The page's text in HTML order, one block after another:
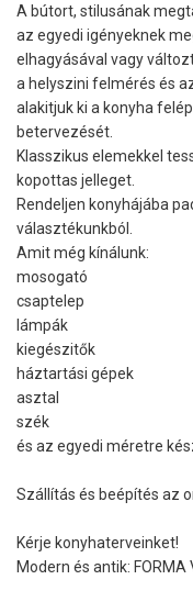
A bútort, stilusának
az egyedi igényeknek
elhagyásával vagy
a helyszini felmérés és
alakitjuk ki a konyha
betervezését.
Klasszikus elemekkel
kopottas jelleget.
Rendeljen konyhájába
választékunkból.
Amit még kínálunk:
mosogató
csaptelep
lámpák
kiegészitők
háztartási gépek
asztal
szék
és az egyedi méretre
Szállítás és beépítés az
Kérje konyhaterveinket!
Modern és antik: FORMA